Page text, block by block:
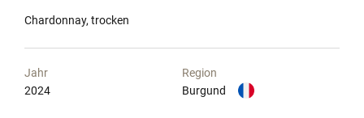
Chardonnay trocken
Jahr
2024
Region
Burgund